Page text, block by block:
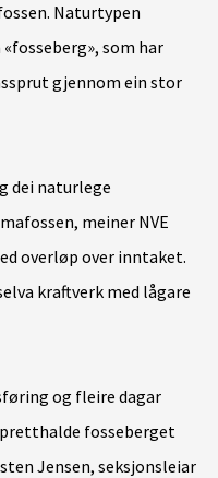
Naturtypen
som har
gjennom ein stor
dei naturlege
meiner NVE
overløp over inntaket.
kraftverk med lågare
og fleire dagar
fosseberget
Jensen, seksjonsleiar